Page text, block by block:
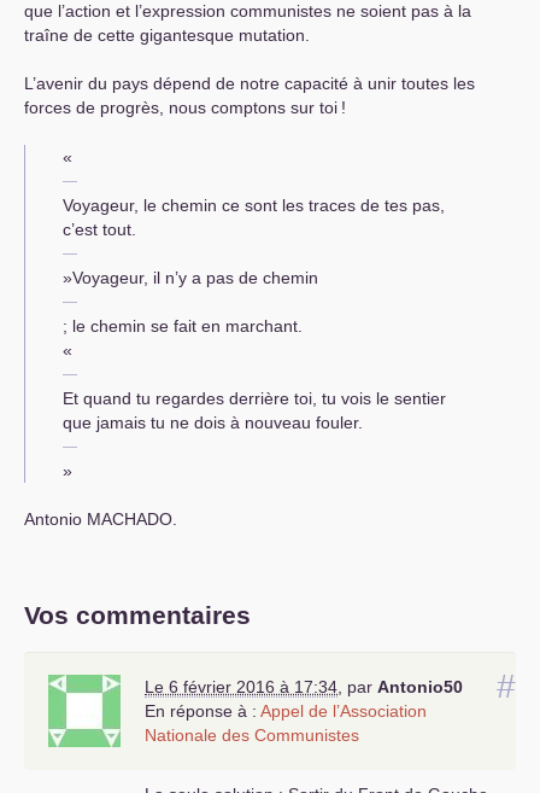
que l’action et l’expression communistes ne soient pas à la
traîne de cette gigantesque mutation.
L’avenir du pays dépend de notre capacité à unir toutes les
forces de progrès, nous comptons sur toi !
«
Voyageur, le chemin ce sont les traces de tes pas,
c’est tout.
»Voyageur, il n’y a pas de chemin
; le chemin se fait en marchant.
«
Et quand tu regardes derrière toi, tu vois le sentier
que jamais tu ne dois à nouveau fouler.
»
Antonio MACHADO
Vos commentaires
#
Le 6 février 2016 à 17:34 par Antonio50
En réponse à : Appel de l’Association
Nationale des Communistes